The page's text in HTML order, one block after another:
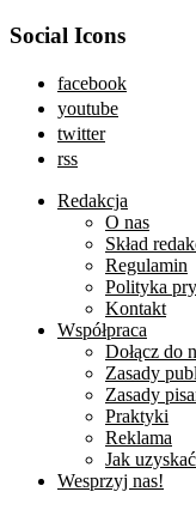
Social Icons
facebook
youtube
twitter
rss
Redakcja
O nas
Skład
Regulamin
Polityka
Kontakt
Współpraca
Dołącz do
Zasady
Zasady
Praktyki
Reklama
Jak
Wesprzyj nas!